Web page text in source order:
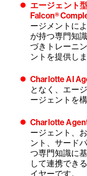
エージェント
Falcon®
ージメントに
が持つ専門知
づきトレーニ
ントを提供しま
Charlotte AI
となく、エー
ージェントを
Charlotte
ージェント、
ント、サード
つ専門知識に
して連携でき
イヤーです。